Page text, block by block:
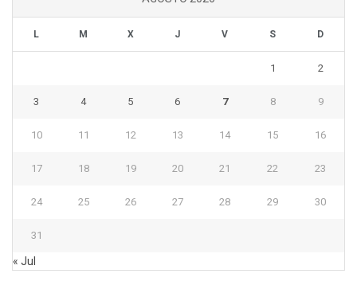
L M X J V S D
1 2
3 4 5 6 7 8 9
10 11 12 13 14 15 16
17 18 19 20 21 22 23
24 25 26 27 28 29 30
31
« Jul